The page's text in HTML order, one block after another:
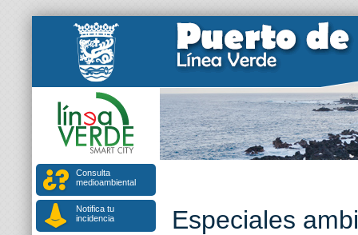
Consulta
medioambiental
Notifica tu
incidencia
Especiales